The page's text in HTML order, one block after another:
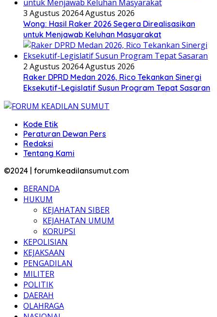
3 Agustus 20264 Agustus 2026
Wong: Hasil Raker 2026 Segera Direalisasikan
untuk Menjawab Keluhan Masyarakat
2 Agustus 20264 Agustus 2026
Raker DPRD Medan 2026, Rico Tekankan Sinergi
Eksekutif-Legislatif Susun Program Tepat Sasaran
Kode Etik
Peraturan Dewan Pers
Redaksi
Tentang Kami
©2024 | forumkeadilansumut.com
BERANDA
HUKUM
KEJAHATAN SIBER
KEJAHATAN UMUM
KORUPSI
KEPOLISIAN
KEJAKSAAN
PENGADILAN
MILITER
POLITIK
DAERAH
OLAHRAGA